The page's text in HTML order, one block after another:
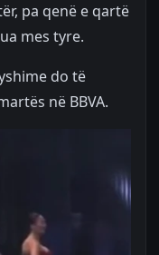
pa qenë e qartë
mes tyre.
do të
në BBVA.